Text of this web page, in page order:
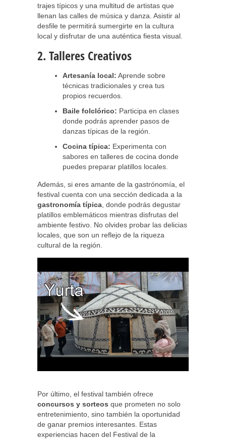
trajes típicos y una multitud de artistas que
llenan las calles de música y danza. Asistir al
desfile te permitirá sumergirte en la cultura
local y disfrutar de una auténtica fiesta visual.
2. Talleres Creativos
Artesanía local: Aprende sobre
técnicas tradicionales y crea tus
propios recuerdos.
Baile folclórico: Participa en clases
donde podrás aprender pasos de
danzas típicas de la región.
Cocina típica: Experimenta con
sabores en talleres de cocina donde
puedes preparar platillos locales.
Además, si eres amante de la gastrónomía, el
festival cuenta con una sección dedicada a la
gastronomía típica , donde podrás degustar
platillos emblemáticos mientras disfrutas del
ambiente festivo. No olvides probar las delicias
locales, que son un reflejo de la riqueza
cultural de la región.
Por último, el festival también ofrece
concursos y sorteos que prometen no solo
entretenimiento, sino también la oportunidad
de ganar premios interesantes. Estas
experiencias hacen del Festival de la